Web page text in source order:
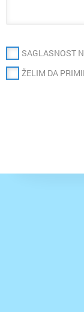
SAGLASNOST
ŽELIM DA